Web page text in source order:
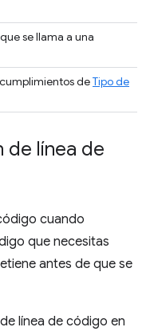
se llama a una
deTipo de
de línea de
cuando
que necesitas
antes de que se
línea de código en